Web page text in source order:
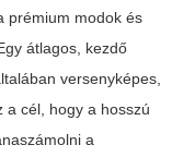
prémium modok és
átlagos, kezdő
versenyképes,
a cél, hogy a hosszú
a